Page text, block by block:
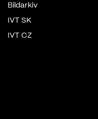
Bildarkiv
IVT SK
IVT CZ